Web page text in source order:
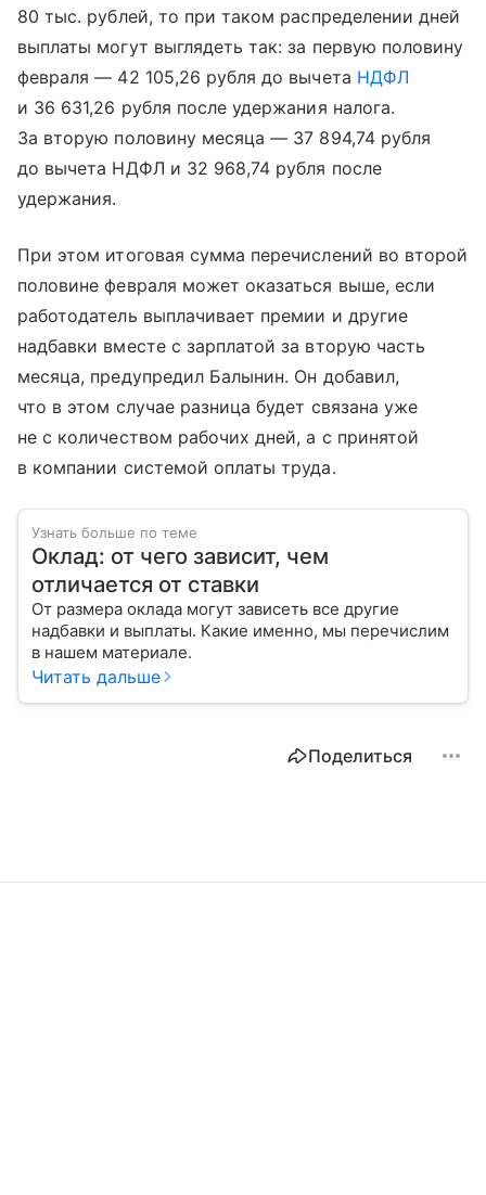
80 тыс. рублей, то при таком распределении дней
выплаты могут выглядеть так: за первую половину
февраля — 42 105,26 рубля до вычета НДФЛ
и 36 631,26 рубля после удержания налога.
За вторую половину месяца — 37 894,74 рубля
до вычета НДФЛ и 32 968,74 рубля после
удержания.
При этом итоговая сумма перечислений во второй
половине февраля может оказаться выше, если
работодатель выплачивает премии и другие
надбавки вместе с зарплатой за вторую часть
месяца, предупредил Балынин. Он добавил,
что в этом случае разница будет связана уже
не с количеством рабочих дней, а с принятой
в компании системой оплаты труда.
Узнать больше по теме
Оклад: от чего зависит, чем
отличается от ставки
От размера оклада могут зависеть все другие
надбавки и выплаты. Какие именно, мы перечислим
в нашем материале.
Читать дальше
Поделиться